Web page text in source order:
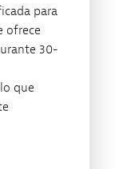
para
ofrece
30-
que